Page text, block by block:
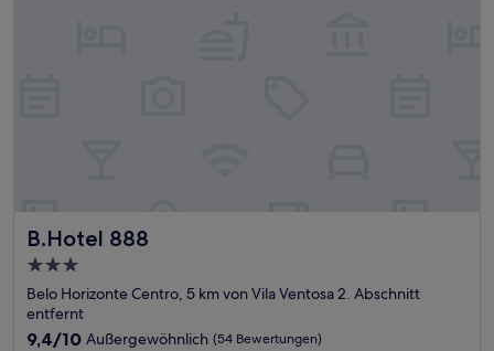
B.Hotel 888
B.Hotel 888
3.0-
Sterne-
Unterkunft
Belo Horizonte Centro, 5 km von Vila Ventosa 2. Abschnitt
entfernt
9.4
9,4/10 Außergewöhnlich (54 Bewertungen)